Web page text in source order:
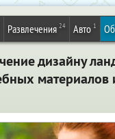
Развлечения 24 Авто 1
дизайну
материалов